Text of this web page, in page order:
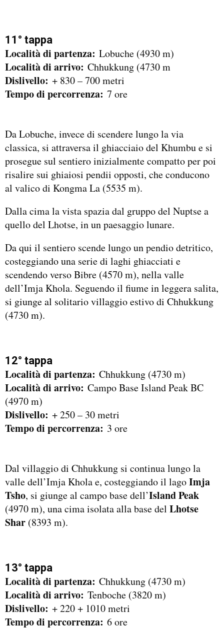
11° tappa
Località di partenza: Lobuche (4930 m)
Località di arrivo: Chhukkung (4730 m
Dislivello: + 830 – 700 metri
Tempo di percorrenza: 7 ore
Da Lobuche, invece di scendere lungo la via
classica, si attraversa il ghiacciaio del Khumbu e si
prosegue sul sentiero inizialmente compatto per poi
risalire sui ghiaiosi pendii opposti, che conducono
al valico di Kongma La (5535 m).
Dalla cima la vista spazia dal gruppo del Nuptse a
quello del Lhotse, in un paesaggio lunare.
Da qui il sentiero scende lungo un pendio detritico,
costeggiando una serie di laghi ghiacciati e
scendendo verso Bibre (4570 m), nella valle
dell’Imja Khola. Seguendo il fiume in leggera salita,
si giunge al solitario villaggio estivo di Chhukkung
(4730 m).
12° tappa
Località di partenza: Chhukkung (4730 m)
Località di arrivo: Campo Base Island Peak BC
(4970 m)
Dislivello: + 250 – 30 metri
Tempo di percorrenza: 3 ore
Dal villaggio di Chhukkung si continua lungo la
valle dell’Imja Khola e, costeggiando il lagoImja
Tsho, si giunge al campo base dell’Island Peak
(4970 m), una cima isolata alla base del Lhotse
Shar (8393 m).
13° tappa
Località di partenza: Chhukkung (4730 m)
Località di arrivo: Tenboche (3820 m)
Dislivello: + 220 + 1010 metri
Tempo di percorrenza: 6 ore